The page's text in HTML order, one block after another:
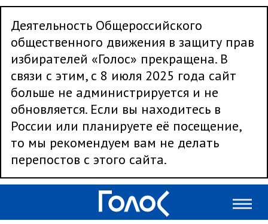
Деятельность Общероссийского
общественного движения в защиту прав
избирателей «Голос» прекращена. В
связи с этим, с 8 июля 2025 года сайт
больше не администрируется и не
обновляется. Если вы находитесь в
России или планируете её посещение,
то мы рекомендуем вам не делать
перепостов с этого сайта.